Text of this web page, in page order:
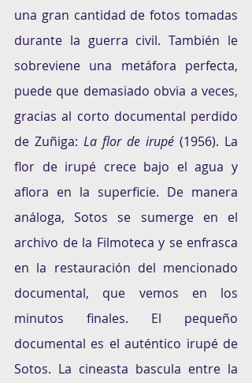
una gran cantidad de fotos tomadas
durante la guerra civil. También le
sobreviene una metáfora perfecta,
puede que demasiado obvia a veces,
gracias al corto documental perdido
de Zuñiga: La flor de irupé (1956). La
flor de irupé crece bajo el agua y
aflora en la superficie. De manera
análoga, Sotos se sumerge en el
archivo de la Filmoteca y se enfrasca
en la restauración del mencionado
documental, que vemos en los
minutos finales. El pequeño
documental es el auténtico irupé de
Sotos. La cineasta bascula entre la